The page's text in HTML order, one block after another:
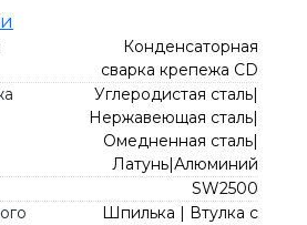
Конденсаторная
сварка крепежа CD
Углеродистая сталь|
Нержавеющая сталь|
Омедненная сталь|
Латунь|Алюминий
SW2500
Шпилька | Втулка с